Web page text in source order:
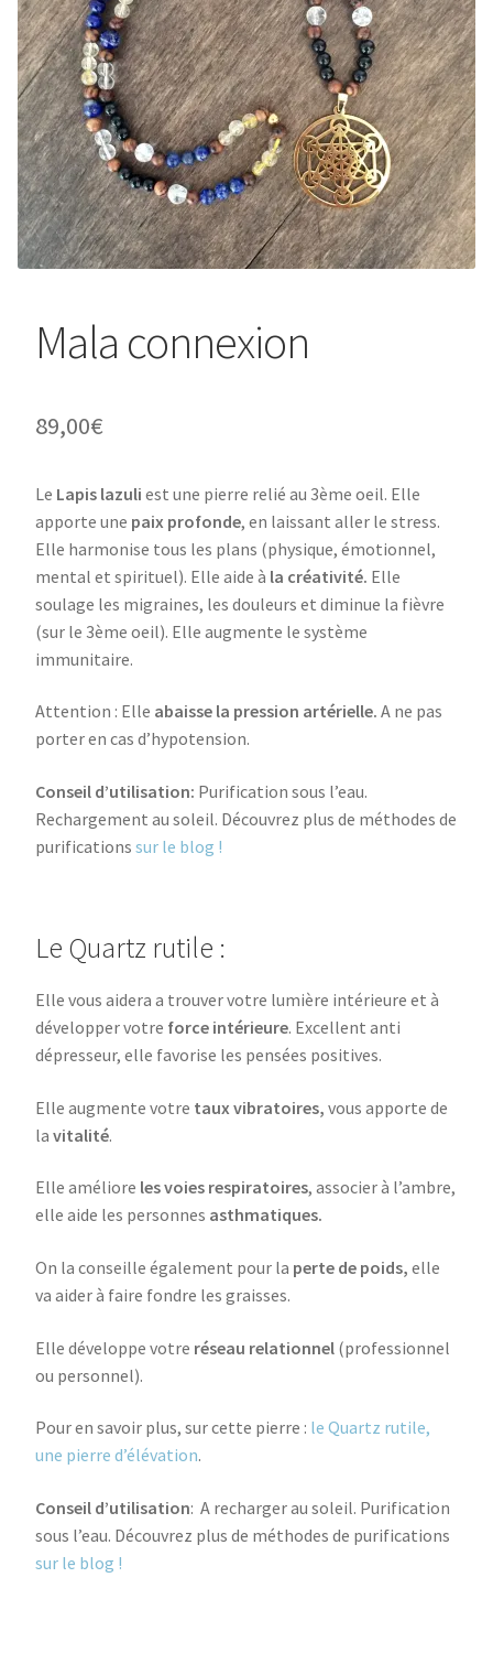
Mala connexion
89,00€
Le Lapis lazuli est une pierre relié au 3ème oeil. Elle
apporte une paix profonde, en laissant aller le stress.
Elle harmonise tous les plans (physique, émotionnel,
mental et spirituel). Elle aide à la créativité. Elle
soulage les migraines, les douleurs et diminue la fièvre
(sur le 3ème oeil). Elle augmente le système
immunitaire.
Attention : Elle abaisse la pression artérielle. A ne pas
porter en cas d’hypotension.
Conseil d’utilisation: Purification sous l’eau.
Rechargement au soleil. Découvrez plus de méthodes de
purifications sur le blog !
Le Quartz rutile :
Elle vous aidera a trouver votre lumière intérieure et à
développer votre force intérieure. Excellent anti
dépresseur, elle favorise les pensées positives.
Elle augmente votre taux vibratoires, vous apporte de
la vitalité.
Elle améliore les voies respiratoires, associer à l’ambre,
elle aide les personnes asthmatiques.
On la conseille également pour la perte de poids, elle
va aider à faire fondre les graisses.
Elle développe votre réseau relationnel (professionnel
ou personnel).
Pour en savoir plus, sur cette pierre : le Quartz rutile,
une pierre d’élévation.
Conseil d’utilisation: A recharger au soleil. Purification
sous l’eau. Découvrez plus de méthodes de purifications
sur le blog !